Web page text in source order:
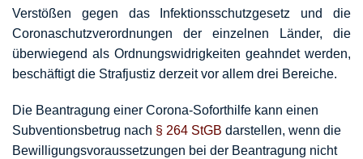
Verstößen gegen das Infektionsschutzgesetz und die
Coronaschutzverordnungen der einzelnen Länder, die
überwiegend als Ordnungswidrigkeiten geahndet werden,
beschäftigt die Strafjustiz derzeit vor allem drei Bereiche.
Die Beantragung einer Corona-Soforthilfe kann einen
Subventionsbetrug nach § 264 StGB darstellen, wenn die
Bewilligungsvoraussetzungen bei der Beantragung nicht